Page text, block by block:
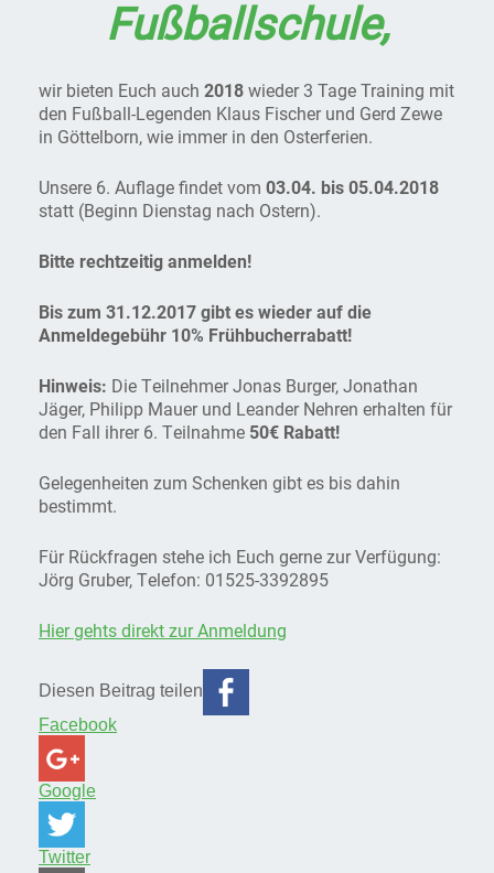
Fußballschule,
wir bieten Euch auch 2018wieder 3 Tage Training mit
den Fußball-Legenden Klaus Fischer und Gerd Zewe
in Göttelborn, wie immer in den Osterferien.
Unsere 6. Auflage findet vom 03.04. bis 05.04.2018
statt (Beginn Dienstag nach Ostern).
Bitte rechtzeitig anmelden!
Bis zum 31.12.2017 gibt es wieder auf die
Anmeldegebühr 10% Frühbucherrabatt!
Hinweis: Die Teilnehmer Jonas Burger, Jonathan
Jäger, Philipp Mauer und Leander Nehren erhalten für
den Fall ihrer 6. Teilnahme 50€ Rabatt!
Gelegenheiten zum Schenken gibt es bis dahin
bestimmt.
Für Rückfragen stehe ich Euch gerne zur Verfügung:
Jörg Gruber, Telefon: 01525-3392895
Hier gehts direkt zur Anmeldung
Diesen Beitrag teilen
Facebook
Google
Twitter